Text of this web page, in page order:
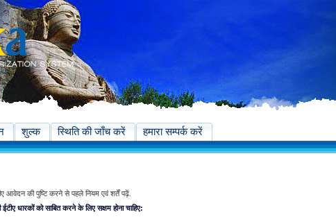
शुल्क स्थिति की जाँच करें हमारा सम्पर्क करें
आवेदन की पुष्टि करने से पहले नियम एवं शर्तें पढ़ें.
ईटीए धारकों को साबित करने के लिए सक्षम होना चाहिए: